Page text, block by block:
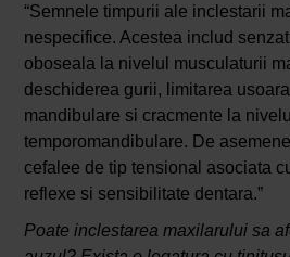
“Semnele timpurii ale inclestarii
nespecifice. Acestea includ
oboseala la nivelul musculaturii
deschiderea gurii, limitarea
mandibulare si cracmente la
temporomandibulare. De
cefalee de tip tensional asociata
reflexe si sensibilitate dentara.”
Poate inclestarea maxilarului sa